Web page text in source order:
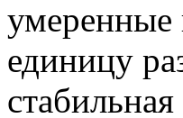
умеренные
единицу